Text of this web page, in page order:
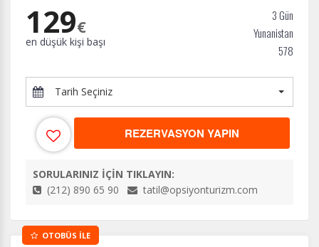
129€
en düşük kişi başı
3 Gün
Yunanistan
578
Tarih Seçiniz
REZERVASYON YAPIN
SORULARINIZ İÇİN TIKLAYIN:
(212) 890 65 90
tatil@opsiyonturizm.com
OTOBÜS İLE